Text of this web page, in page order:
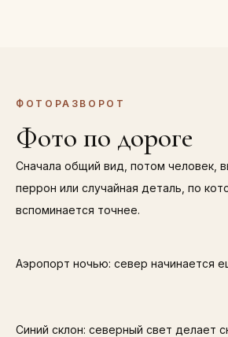
ФОТОРАЗВОРОТ
Фото по дороге
Сначала общий вид, потом человек,
перрон или случайная деталь, по
вспоминается точнее.
Аэропорт ночью: север начинается
Синий склон: северный свет делает